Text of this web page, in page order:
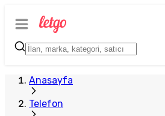
Anasayfa
Telefon